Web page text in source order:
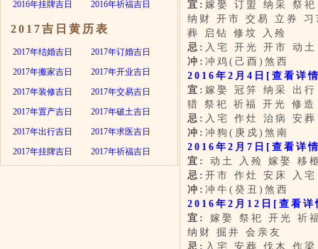
2016年挂牌吉日
2016年祈福吉日
2017吉日黄历表
2017年结婚吉日
2017年订婚吉日
2017年搬家吉日
2017年开业吉日
2017年装修吉日
2017年交易吉日
2017年置产吉日
2017年破土吉日
2017年出行吉日
2017年求医吉日
2017年挂牌吉日
2017年祈福吉日
宜: 嫁娶 订盟 纳采 祭
纳财 开市 交易 立券
葬 启钻 修坟 入殓
忌: 入宅 开光 开市 动土
冲: 冲鸡(己酉)煞西
2016年2月4日 [查看详
宜: 嫁娶 冠笄 纳采 出
猎 祭祀 祈福 开光 修
忌: 入宅 作灶 治病 安
冲: 冲狗(庚戍)煞南
2016年2月7日 [查看详
宜:
动土 入殓 嫁娶 移
忌: 开市 作灶 安床 入
冲: 冲牛(癸丑)煞西
2016年2月12日 [查看
宜:
嫁娶 祭祀 开光 祈
纳财 掘井 会亲友
忌: 入宅 安葬 伐木 作